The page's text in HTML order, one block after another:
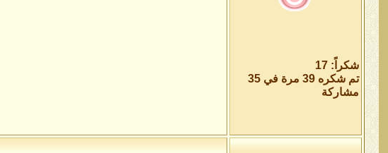
شكراً: 17
تم شكره 39 مرة في 35
مشاركة